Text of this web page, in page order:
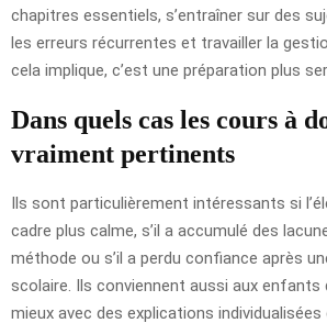
chapitres essentiels, s’entraîner sur des
les erreurs récurrentes et travailler la
cela implique, c’est une préparation plus
Dans quels cas les cours à
vraiment pertinents
Ils sont particulièrement intéressants si
cadre plus calme, s’il a accumulé des
méthode ou s’il a perdu confiance après
scolaire. Ils conviennent aussi aux enfants
mieux avec des explications individualisées